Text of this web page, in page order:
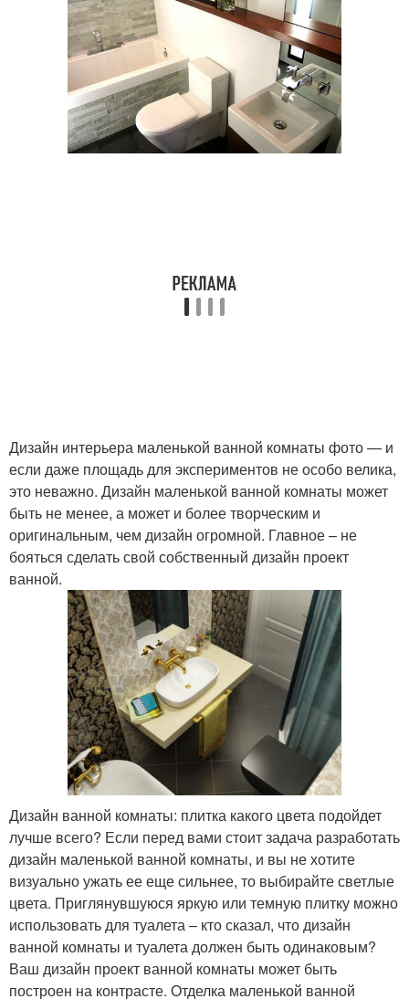
Дизайн интерьера маленькой ванной комнаты фото — и
если даже площадь для экспериментов не особо велика,
это неважно. Дизайн маленькой ванной комнаты может
быть не менее, а может и более творческим и
оригинальным, чем дизайн огромной. Главное – не
бояться сделать свой собственный дизайн проект
ванной.
Дизайн ванной комнаты: плитка какого цвета подойдет
лучше всего? Если перед вами стоит задача разработать
дизайн маленькой ванной комнаты, и вы не хотите
визуально ужать ее еще сильнее, то выбирайте светлые
цвета. Приглянувшуюся яркую или темную плитку можно
использовать для туалета – кто сказал, что дизайн
ванной комнаты и туалета должен быть одинаковым?
Ваш дизайн проект ванной комнаты может быть
построен на контрасте. Отделка маленькой ванной